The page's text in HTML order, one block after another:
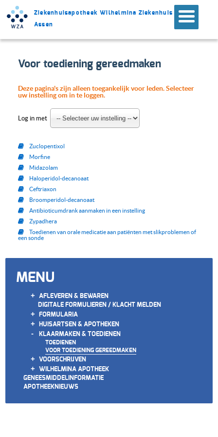
Ziekenhuisapotheek Wilhelmina Ziekenhuis
Assen
Voor toediening gereedmaken
Deze pagina's zijn alleen toegankelijk voor leden. Selecteer
uw instelling om in te loggen.
Log in met
Zuclopentixol
Morfine
Midazolam
Haloperidol-decanoaat
Ceftriaxon
Broomperidol-decanoaat
Antibioticumdrank aanmaken in een instelling
Zypadhera
Toedienen van orale medicatie aan patiënten met slikproblemen of
een sonde
MENU
+ AFLEVEREN & BEWAREN
DIGITALE FORMULIEREN / KLACHT MELDEN
+ FORMULARIA
+ HUISARTSEN & APOTHEKEN
- KLAARMAKEN & TOEDIENEN
TOEDIENEN
VOOR TOEDIENING GEREEDMAKEN
+ VOORSCHRIJVEN
+ WILHELMINA APOTHEEK
GENEESMIDDELINFORMATIE
APOTHEEKNIEUWS